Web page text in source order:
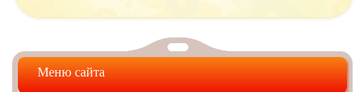
Меню сайта